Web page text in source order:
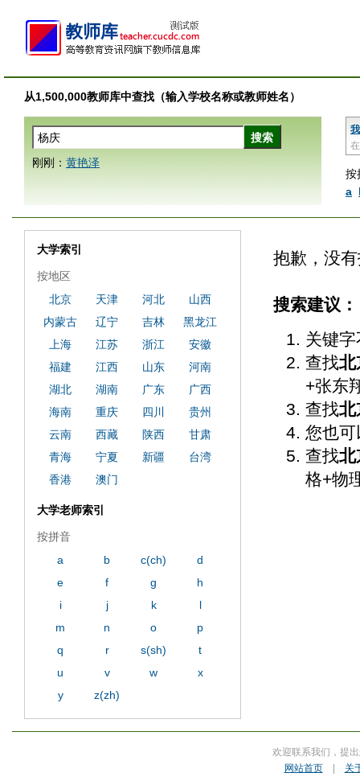
从1,500,000教师库中查找（输入学校名称或教师姓名）
按
a
刚刚： 黄艳泽
抱歉，没
搜索建议：
关键
查找北
+张东
查找北
您也
查找北
格+物
大学索引
按地区
北京
天津 河北
山西
内蒙古
辽宁 吉林
黑龙江
上海
江苏 浙江
安徽
福建
江西 山东
河南
湖北
湖南 广东
广西
海南
重庆 四川
贵州
云南
西藏 陕西
甘肃
青海
宁夏 新疆
台湾
香港
澳门
大学老师索引
按拼音
a
b c(ch)
d
e
f g
h
i
j k
l
m
n o
p
q
r s(sh)
t
u
v w
x
y
z(zh)
欢迎联系我们，提
网站首页| 关